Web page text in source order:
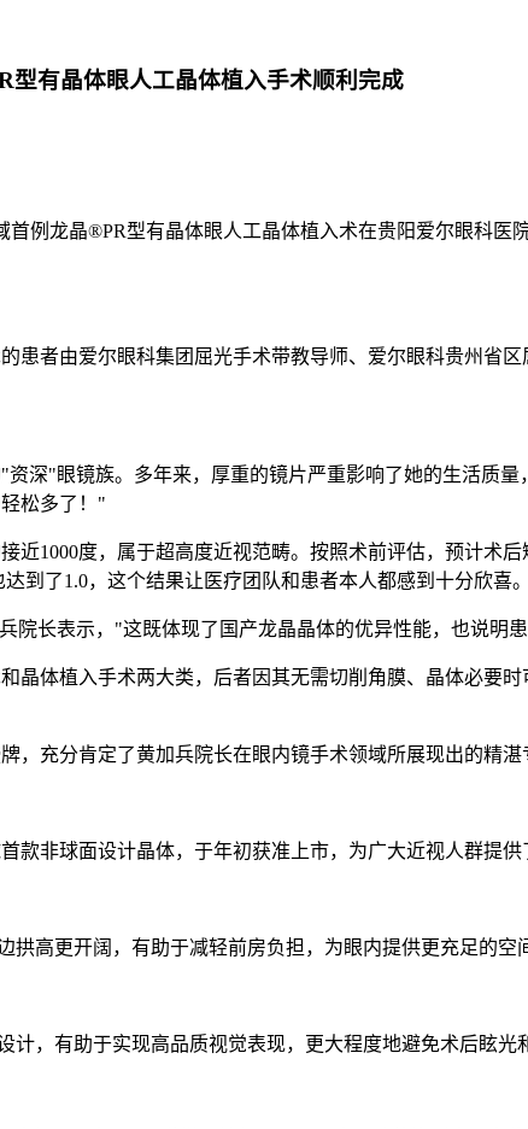
有晶体眼人工晶体植入手术顺利完成
例龙晶®PR型有晶体眼人工晶体植入术在贵阳爱尔眼科医
者由爱尔眼科集团屈光手术带教导师、爱尔眼科贵州省
"眼镜族。多年来，厚重的镜片严重影响了她的生活质量
松多了！"
1000度，属于超高度近视范畴。按照术前评估，预计术
到了1.0，这个结果让医疗团队和患者本人都感到十分欣喜。
长表示，"这既体现了国产龙晶晶体的优异性能，也说明
体植入手术两大类，后者因其无需切削角膜、晶体必要
充分肯定了黄加兵院长在眼内镜手术领域所展现出的精湛
非球面设计晶体，于年初获准上市，为广大近视人群提供
高更开阔，有助于减轻前房负担，为眼内提供更充足的空
，有助于实现高品质视觉表现，更大程度地避免术后眩光